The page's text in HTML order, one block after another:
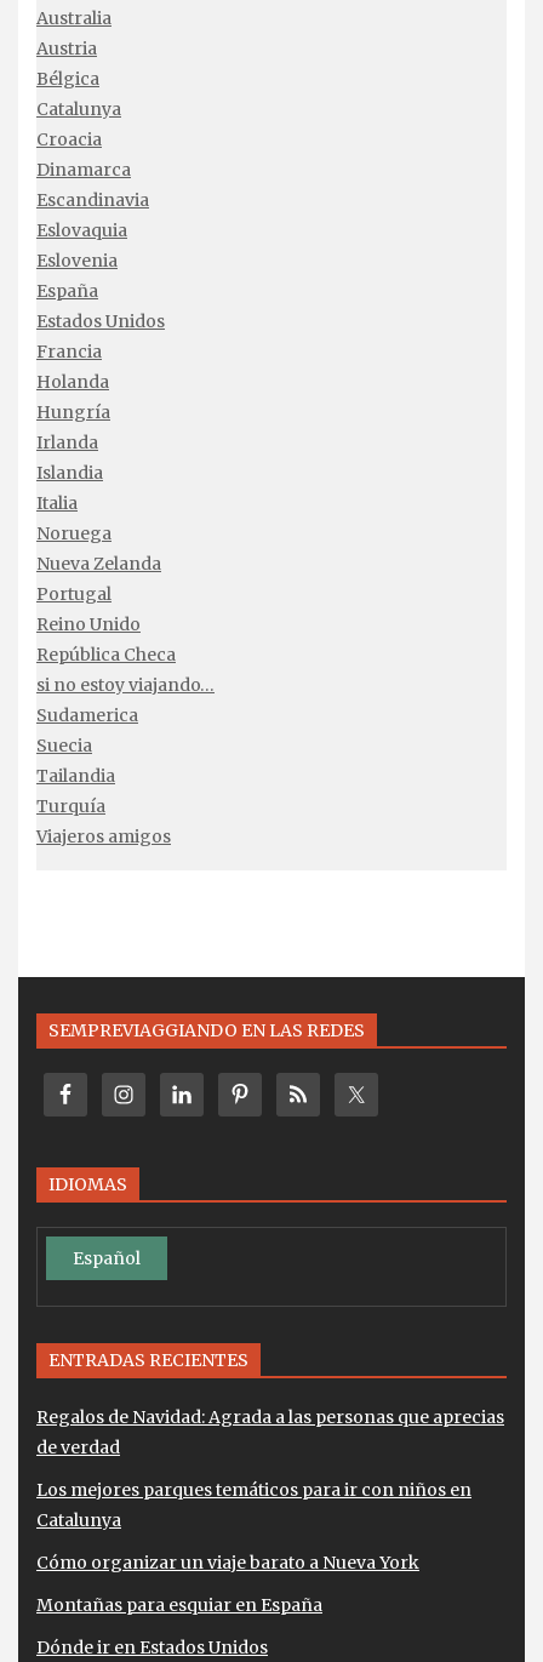
Australia
Austria
Bélgica
Catalunya
Croacia
Dinamarca
Escandinavia
Eslovaquia
Eslovenia
España
Estados Unidos
Francia
Holanda
Hungría
Irlanda
Islandia
Italia
Noruega
Nueva Zelanda
Portugal
Reino Unido
República Checa
si no estoy viajando…
Sudamerica
Suecia
Tailandia
Turquía
Viajeros amigos
SEMPREVIAGGIANDO EN LAS REDES
IDIOMAS
Español
ENTRADAS RECIENTES
Regalos de Navidad: Agrada a las personas que aprecias
de verdad
Los mejores parques temáticos para ir con niños en
Catalunya
Cómo organizar un viaje barato a Nueva York
Montañas para esquiar en España
Dónde ir en Estados Unidos